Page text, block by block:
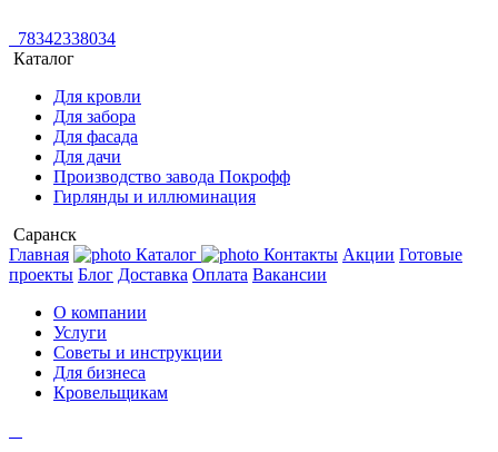
78342338034
Каталог
Для кровли
Для забора
Для фасада
Для дачи
Производство завода Покрофф
Гирлянды и иллюминация
Саранск
Главная
Каталог Контакты Акции Готовые
проекты Блог Доставка Оплата Вакансии
О компании
Услуги
Советы и инструкции
Для бизнеса
Кровельщикам